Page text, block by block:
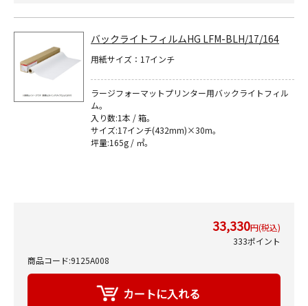
バックライトフィルムHG LFM-BLH/17/164
用紙サイズ：17インチ
ラージフォーマットプリンター用バックライトフィル
ム｡
入り数:1本 / 箱｡
サイズ:17インチ(432mm)×30m｡
坪量:165g / ㎡｡
33,330円(税込)
333ポイント
商品コード:9125A008